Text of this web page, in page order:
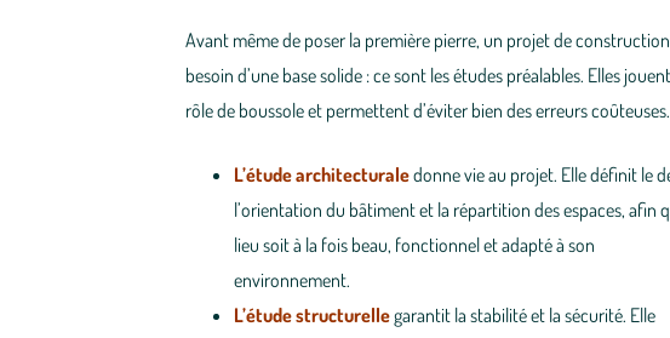
Avant même de poser la première pierre, un projet de
besoin d’une base solide : ce sont lesétudes préalables. Elles
rôle de boussole et permettent d’éviter bien des erreurs coûteuses.
L’étude architecturaledonne vie au projet. Elle définit le
l’orientation du bâtiment et la répartition des espaces, afin
lieu soit à la fois beau, fonctionnel et adapté à son
environnement.
L’étude structurellegarantit lastabilitéet lasécurité. Elle